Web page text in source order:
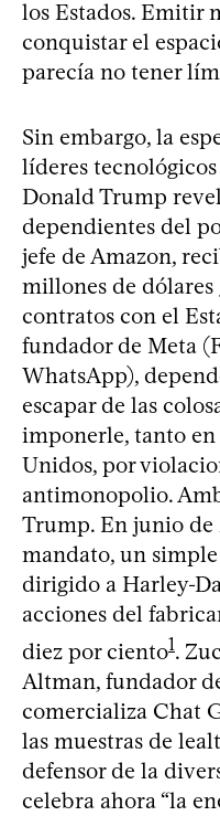
los Estados. Emitir
conquistar el
parecía no tener
Sin embargo, la
líderes
Donald Trump
dependientes del
jefe de Amazon,
millones de dólares
contratos con el
fundador de Meta
WhatsApp),
escapar de las
imponerle, tanto
Unidos, por
antimonopolio.
Trump. En junio de
mandato, un
dirigido a Harley-
acciones del
diez por ciento1.
Altman, fundador
comercializa Chat
las muestras de
defensor de la
celebra ahora “la